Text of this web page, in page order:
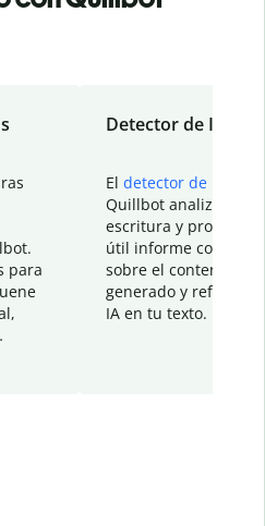
para
Detector de IA
El detector de IA
Quillbot analiza tu
escritura y
útil informe con
sobre el contenido
generado y refinado
IA en tu texto.